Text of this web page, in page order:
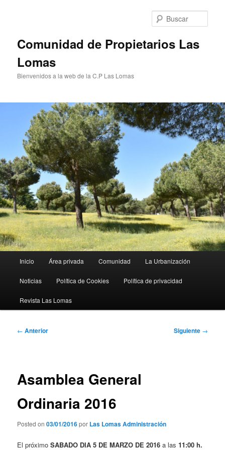
Comunidad de Propietarios Las
Lomas
Bienvenidos a la web de la C.P Las Lomas
Inicio Área privada Comunidad La Urbanización
Noticias Política de Cookies Política de privacidad
Revista Las Lomas
Navegación
← Anterior Siguiente →
Asamblea General
Ordinaria 2016
Posted on03/01/2016por Las Lomas Administración
El próximo SABADO DIA 5 DE MARZO DE 2016 a las11:00 h.